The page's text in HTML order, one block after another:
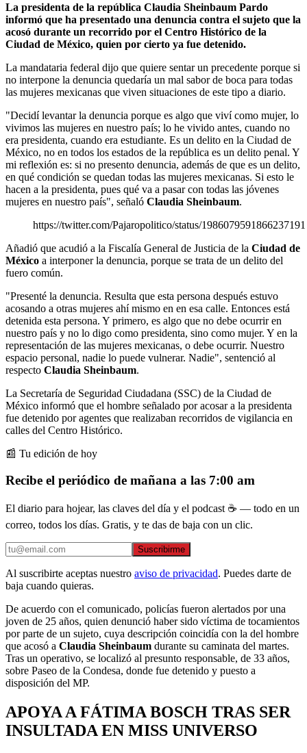
La presidenta de la república Claudia Sheinbaum Pardo
informó que ha presentado una denuncia contra el sujeto que la
acosó durante un recorrido por el Centro Histórico de la
Ciudad de México, quien por cierto ya fue detenido.
La mandataria federal dijo que quiere sentar un precedente porque si
no interpone la denuncia quedaría un mal sabor de boca para todas
las mujeres mexicanas que viven situaciones de este tipo a diario.
"Decidí levantar la denuncia porque es algo que viví como mujer, lo
vivimos las mujeres en nuestro país; lo he vivido antes, cuando no
era presidenta, cuando era estudiante. Es un delito en la Ciudad de
México, no en todos los estados de la república es un delito penal. Y
mi reflexión es: si no presento denuncia, además de que es un delito,
en qué condición se quedan todas las mujeres mexicanas. Si esto le
hacen a la presidenta, pues qué va a pasar con todas las jóvenes
mujeres en nuestro país", señaló Claudia Sheinbaum.
https://twitter.com/Pajaropolitico/status/1986079591866237191
Añadió que acudió a la Fiscalía General de Justicia de la Ciudad de
México a interponer la denuncia, porque se trata de un delito del
fuero común.
"Presenté la denuncia. Resulta que esta persona después estuvo
acosando a otras mujeres ahí mismo en en esa calle. Entonces está
detenida esta persona. Y primero, es algo que no debe ocurrir en
nuestro país y no lo digo como presidenta, sino como mujer. Y en la
representación de las mujeres mexicanas, o debe ocurrir. Nuestro
espacio personal, nadie lo puede vulnerar. Nadie", sentenció al
respecto Claudia Sheinbaum.
La Secretaría de Seguridad Ciudadana (SSC) de la Ciudad de
México informó que el hombre señalado por acosar a la presidenta
fue detenido por agentes que realizaban recorridos de vigilancia en
calles del Centro Histórico.
📰 Tu edición de hoy
Recibe el periódico de mañana a las 7:00 am
El diario para hojear, las claves del día y el podcast ☕ — todo en un
correo, todos los días. Gratis, y te das de baja con un clic.
Suscribirme
Al suscribirte aceptas nuestro aviso de privacidad. Puedes darte de
baja cuando quieras.
De acuerdo con el comunicado, policías fueron alertados por una
joven de 25 años, quien denunció haber sido víctima de tocamientos
por parte de un sujeto, cuya descripción coincidía con la del hombre
que acosó a Claudia Sheinbaum durante su caminata del martes.
Tras un operativo, se localizó al presunto responsable, de 33 años,
sobre Paseo de la Condesa, donde fue detenido y puesto a
disposición del MP.
APOYA A FÁTIMA BOSCH TRAS SER
INSULTADA EN MISS UNIVERSO